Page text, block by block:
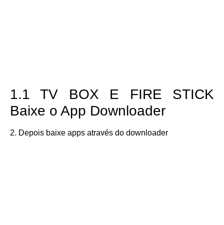
1.1 TV BOX E FIRE STICK
Baixe o App Downloader
2. Depois baixe apps através do downloader